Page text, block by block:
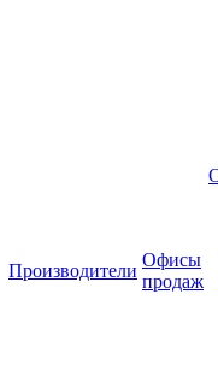
Производители
Офисы
продаж